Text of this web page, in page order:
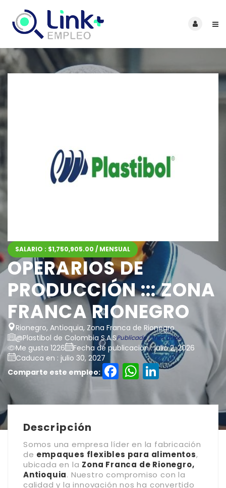
SALARIO : $1,750,905.00 / MENSUAL
OPERARIOS DE
PRODUCCIÓN ::: ZONA
FRANCA RIONEGRO
Rionegro, Antioquia, Zona Franca de Rionegro
@Plastibol de Colombia S.A.SPublicado 1 mes atrás
Me gusta 1226
Fecha de publicación : julio 2, 2026
Caduca en : julio 30, 2027
Comparte este empleo:
Facebook
Descripción
Somos una empresa líder en la fabricación
de empaques flexibles para alimentos,
ubicada en la Zona Franca de Rionegro,
Antioquia. Nuestro compromiso con la
calidad y la innovación nos ha convertido